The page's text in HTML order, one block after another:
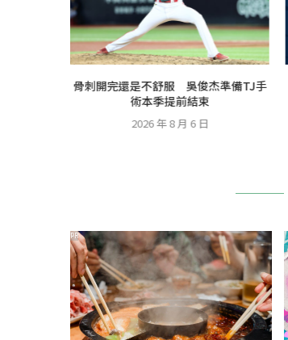
骨刺開完還是不舒服 吳俊杰準備TJ手
術本季提前結束
2026 年 8 月 6 日
PR